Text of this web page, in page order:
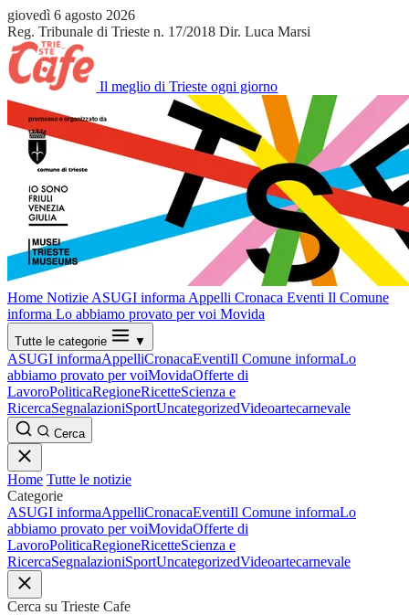
giovedì 6 agosto 2026
Reg. Tribunale di Trieste n. 17/2018 Dir. Luca Marsi
Il meglio di Trieste ogni giorno
Home Notizie ASUGI informa Appelli Cronaca Eventi Il Comune
informa Lo abbiamo provato per voi Movida
Tutte le categorie ▼
ASUGI informaAppelliCronacaEventiIl Comune informaLo
abbiamo provato per voiMovidaOfferte di
LavoroPoliticaRegioneRicetteScienza e
RicercaSegnalazioniSportUncategorizedVideoartecarnevale
Cerca
Home Tutte le notizie
Categorie
ASUGI informaAppelliCronacaEventiIl Comune informaLo
abbiamo provato per voiMovidaOfferte di
LavoroPoliticaRegioneRicetteScienza e
RicercaSegnalazioniSportUncategorizedVideoartecarnevale
Cerca su Trieste Cafe